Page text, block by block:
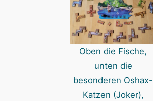
Oben die Fische,
unten die
besonderen Oshax-
Katzen (Joker),